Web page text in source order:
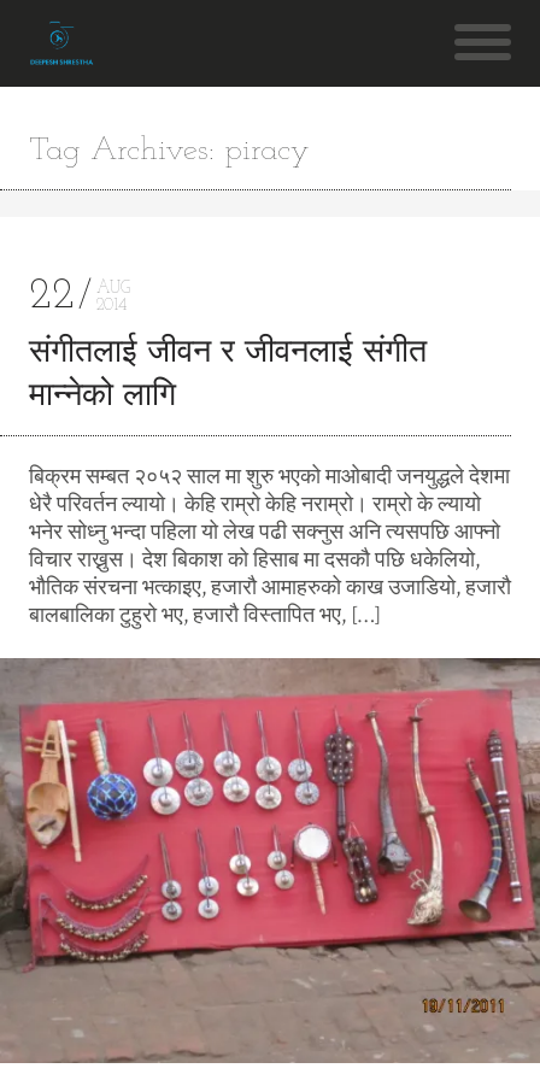
Tag Archives: piracy
22
AUG
2014
संगीतलाई जीवन र जीवनलाई संगीत
मान्नेको लागि
बिक्रम सम्बत २०५२ साल मा शुरु भएको माओबादी जनयुद्धले देशमा
धेरै परिवर्तन ल्यायो। केहि राम्रो केहि नराम्रो। राम्रो के ल्यायो
भनेर सोध्नु भन्दा पहिला यो लेख पढी सक्नुस अनि त्यसपछि आफ्नो
विचार राख्नुस। देश बिकाश को हिसाब मा दसकौ पछि धकेलियो,
भौतिक संरचना भत्काइए, हजारौ आमाहरुको काख उजाडियो, हजारौ
बालबालिका टुहुरो भए, हजारौ विस्तापित भए, […]